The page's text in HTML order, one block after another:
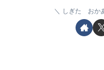
しぎた おか